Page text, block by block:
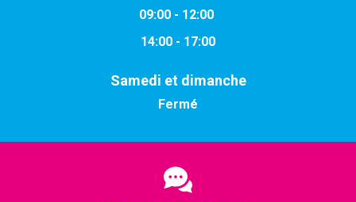
09:00 - 12:00
14:00 - 17:00
Samedi et dimanche
Fermé